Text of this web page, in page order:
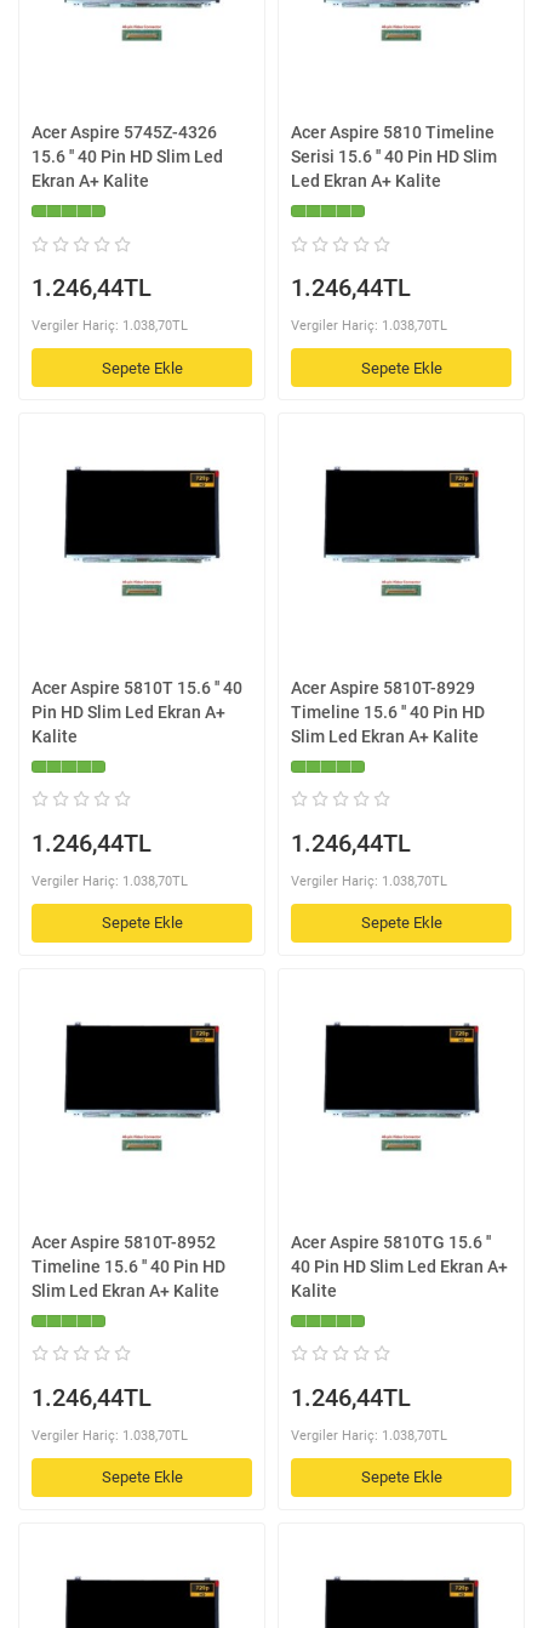
Acer Aspire 5745Z-4326
15.6 '' 40 Pin HD Slim Led
Ekran A+ Kalite
1.246,44TL
Vergiler Hariç: 1.038,70TL
Sepete Ekle
Acer Aspire 5810 Timeline
Serisi 15.6 '' 40 Pin HD Slim
Led Ekran A+ Kalite
1.246,44TL
Vergiler Hariç: 1.038,70TL
Sepete Ekle
Acer Aspire 5810T 15.6 '' 40
Pin HD Slim Led Ekran A+
Kalite
1.246,44TL
Vergiler Hariç: 1.038,70TL
Sepete Ekle
Acer Aspire 5810T-8929
Timeline 15.6 '' 40 Pin HD
Slim Led Ekran A+ Kalite
1.246,44TL
Vergiler Hariç: 1.038,70TL
Sepete Ekle
Acer Aspire 5810T-8952
Timeline 15.6 '' 40 Pin HD
Slim Led Ekran A+ Kalite
1.246,44TL
Vergiler Hariç: 1.038,70TL
Sepete Ekle
Acer Aspire 5810TG 15.6 ''
40 Pin HD Slim Led Ekran A+
Kalite
1.246,44TL
Vergiler Hariç: 1.038,70TL
Sepete Ekle